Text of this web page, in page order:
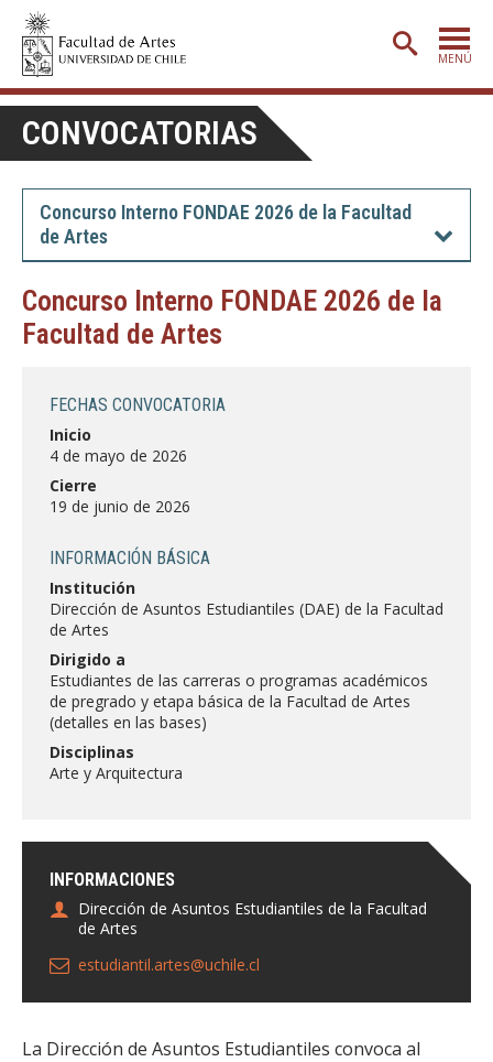
MENÚ
PORTADA
ADMISIÓN
ETAPA BÁSICA
POSTGRADO
EXTENSIÓN
BIBLIOTECA
DEPARTAMENTOS
Estudiantes
Académicas/os Egresadas/os
CONVOCATORIAS
Concurso Interno FONDAE 2026 de la Facultad
de Artes
Concurso Interno FONDAE 2026 de la
Facultad de Artes
INFORMACIONES
Dirección de Asuntos Estudiantiles de la Facultad
de Artes
estudiantil.artes@uchile.cl
FECHAS CONVOCATORIA
Inicio
4 de mayo de 2026
Cierre
19 de junio de 2026
INFORMACIÓN BÁSICA
Institución
Dirección de Asuntos Estudiantiles (DAE) de la Facultad
de Artes
Dirigido a
Estudiantes de las carreras o programas académicos
de pregrado y etapa básica de la Facultad de Artes
(detalles en las bases)
Disciplinas
Arte y Arquitectura
La Dirección de Asuntos Estudiantiles convoca al